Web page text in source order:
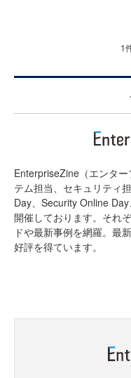
1
EnterpriseZine（エンタ
テム担当、セキュリティ
Day、Security Online
開催しております。それ
ドや最新事例を網羅。最
好評を得ています。